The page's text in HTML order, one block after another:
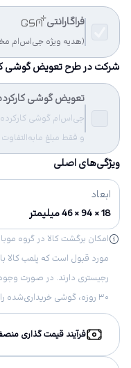
فراگارانتی
(هدیه ویژه جی‌اس‌ام
شرکت در طرح تعویض گوشی
تعویض گوشی
جی‌اس‌ام گوشی
و فقط مبلغ
ویژگی‌های اصلی
ابعاد
18 × 94 × 46 میلیمتر
امکان برگشت کالا در گروه
مورد قبول است که پلمب
رجیستری دارند. در صورت
۳۰ روزه، گوشی خریداری‌شده را مرجوع کنید.
فرآیند قیمت گذاری